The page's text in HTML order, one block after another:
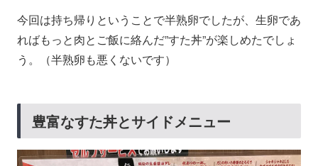
今回は持ち帰りということで半熟卵でしたが、生卵であ
ればもっと肉とご飯に絡んだ”すた丼”が楽しめたでしょ
う。（半熟卵も悪くないです）
豊富なすた丼とサイドメニュー